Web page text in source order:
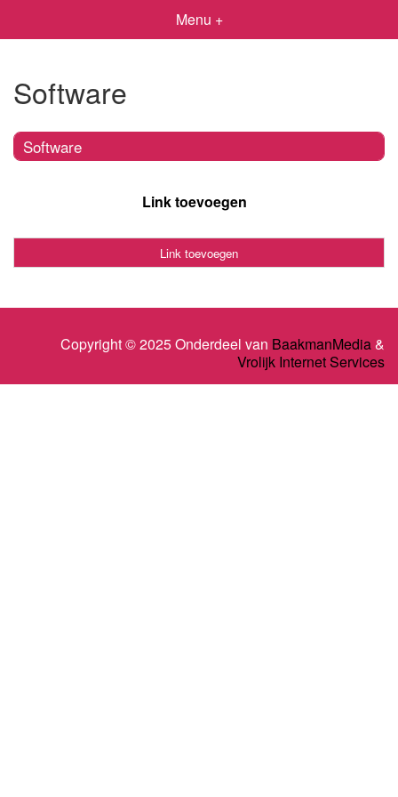
Menu +
Software
Software
Link toevoegen
Link toevoegen
Copyright © 2025 Onderdeel van BaakmanMedia&
Vrolijk Internet Services